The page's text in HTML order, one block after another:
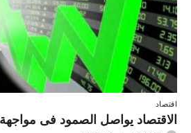
تلهب
مرضى
كورونا
مغلقة
اقتصاد
الاقتصاد يواصل الصمود فى مواجهة